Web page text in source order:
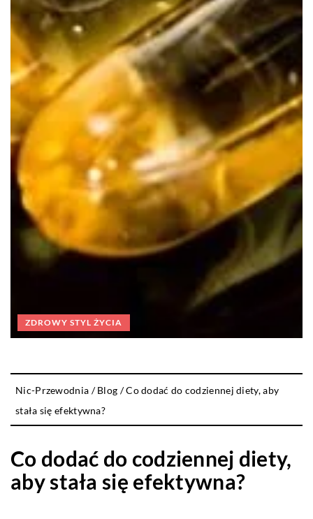
ZDROWY STYL ŻYCIA
Nic-Przewodnia /Blog /Co dodać do codziennej diety, aby
stała się efektywna?
Co dodać do codziennej diety,
aby stała się efektywna?